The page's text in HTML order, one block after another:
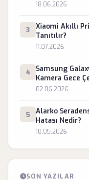
18.06.2026
3
Xiaomi Akıllı
Tanıtılır?
11.07.2026
4
Samsung
Kamera Gece
Daha Başarılıdır?
02.06.2026
5
Alarko
Hatası Nedir?
10.05.2026
SON YAZILAR